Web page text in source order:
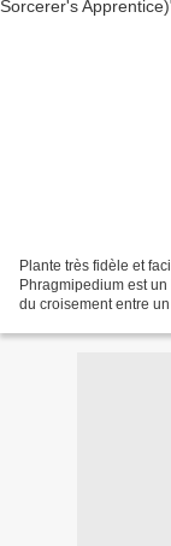
Plante très fidèle et
Phragmipedium est
du croisement entre